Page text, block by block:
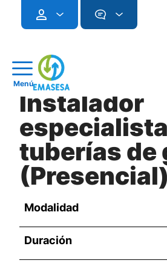
Menú
Instalador
tuberías de
Modalidad
Duración